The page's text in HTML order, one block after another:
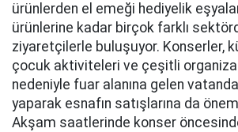
ürünlerden el emeği hediyelik
ürünlerine kadar birçok farklı
ziyaretçilerle buluşuyor. Konserler,
çocuk aktiviteleri ve çeşitli
nedeniyle fuar alanına gelen
yaparak esnafın satışlarına da
Akşam saatlerinde konser